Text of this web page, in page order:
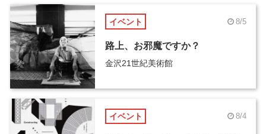
イベント 8/5
路上、お邪魔ですか？
金沢21世紀美術館
イベント 8/4